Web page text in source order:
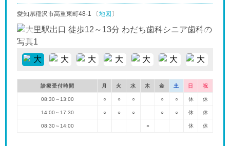
愛知県稲沢市高重東町48-1 〔地図〕
診療受付時間 月 火 水 木 金 土 日 祝
08:30～13:00 ○ ○ ○ ○ ○ 休 休
14:00～17:30 ○ ○ ○ ○ ○ 休 休
08:30～14:00 ○ 休 休